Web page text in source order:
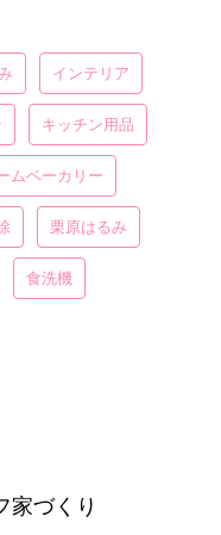
インテリア
キッチン用品
ムベーカリー
栗原はるみ
食洗機
家づくり